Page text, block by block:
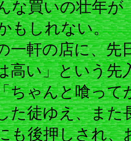
な買いの壮年
もしれない。
軒の店に、先
高い」という先
ちゃんと喰っ
た徒ゆえ、ま
も後押しされ